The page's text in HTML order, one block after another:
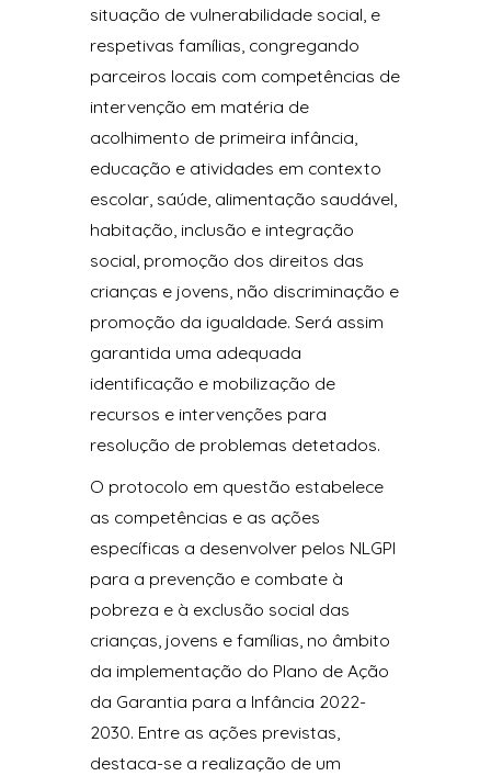
situação de vulnerabilidade social, e
respetivas famílias, congregando
parceiros locais com competências de
intervenção em matéria de
acolhimento de primeira infância,
educação e atividades em contexto
escolar, saúde, alimentação saudável,
habitação, inclusão e integração
social, promoção dos direitos das
crianças e jovens, não discriminação e
promoção da igualdade. Será assim
garantida uma adequada
identificação e mobilização de
recursos e intervenções para
resolução de problemas detetados.
O protocolo em questão estabelece
as competências e as ações
específicas a desenvolver pelos NLGPI
para a prevenção e combate à
pobreza e à exclusão social das
crianças, jovens e famílias, no âmbito
da implementação do Plano de Ação
da Garantia para a Infância 2022-
2030. Entre as ações previstas,
destaca-se a realização de um